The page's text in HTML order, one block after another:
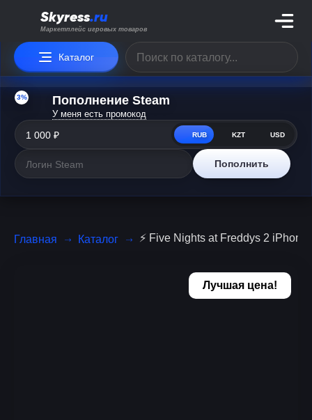
Skyress.ru
Маркетплейс игровых товаров
Каталог
3% Пополнение Steam
У меня есть промокод
RUB KZT USD
Пополнить
Главная Каталог ⚡ Five Nights at Freddys 2
Лучшая цена!